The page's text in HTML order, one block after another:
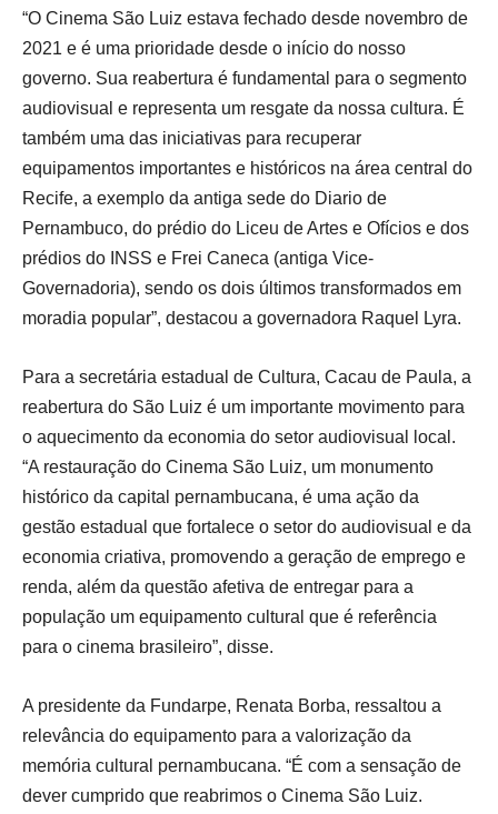
“O Cinema São Luiz estava fechado desde novembro de
2021 e é uma prioridade desde o início do nosso
governo. Sua reabertura é fundamental para o segmento
audiovisual e representa um resgate da nossa cultura. É
também uma das iniciativas para recuperar
equipamentos importantes e históricos na área central do
Recife, a exemplo da antiga sede do Diario de
Pernambuco, do prédio do Liceu de Artes e Ofícios e dos
prédios do INSS e Frei Caneca (antiga Vice-
Governadoria), sendo os dois últimos transformados em
moradia popular”, destacou a governadora Raquel Lyra.
Para a secretária estadual de Cultura, Cacau de Paula, a
reabertura do São Luiz é um importante movimento para
o aquecimento da economia do setor audiovisual local.
“A restauração do Cinema São Luiz, um monumento
histórico da capital pernambucana, é uma ação da
gestão estadual que fortalece o setor do audiovisual e da
economia criativa, promovendo a geração de emprego e
renda, além da questão afetiva de entregar para a
população um equipamento cultural que é referência
para o cinema brasileiro”, disse.
A presidente da Fundarpe, Renata Borba, ressaltou a
relevância do equipamento para a valorização da
memória cultural pernambucana. “É com a sensação de
dever cumprido que reabrimos o Cinema São Luiz.